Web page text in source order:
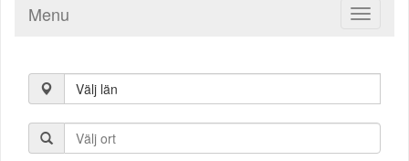
Toggle
Menu
Välj län